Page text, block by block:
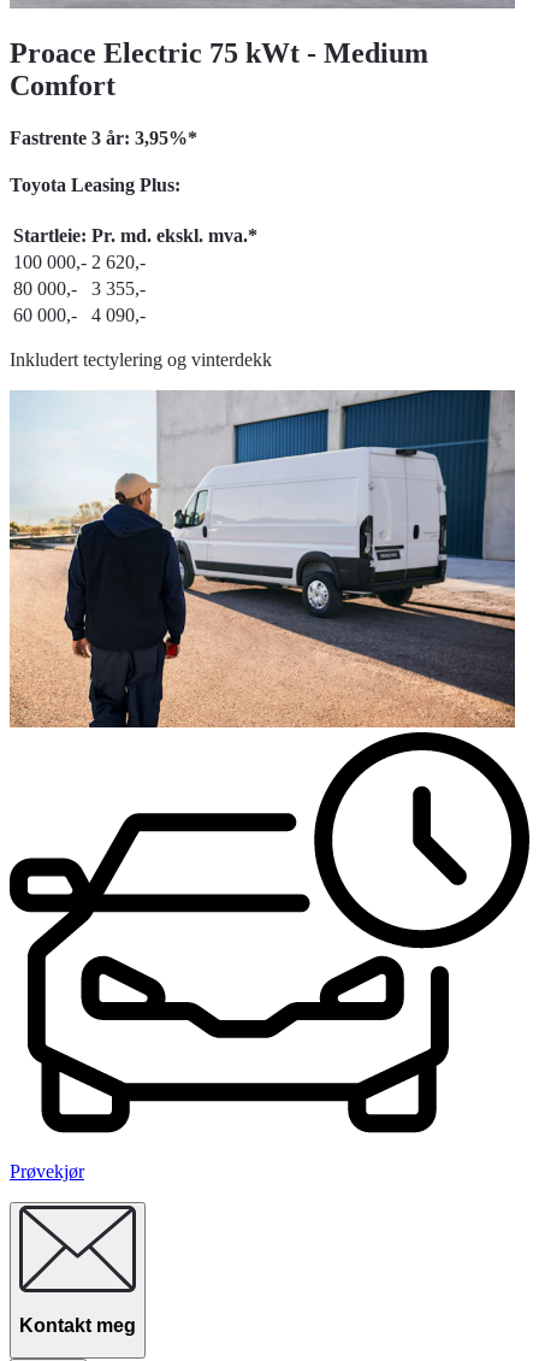
Proace Electric 75 kWt - Medium
Comfort
Fastrente 3 år: 3,95%*
Toyota Leasing Plus:
Startleie: Pr. md. ekskl. mva.*
100 000,- 2 620,-
80 000,-
3 355,-
60 000,-
4 090,-
Inkludert tectylering og vinterdekk
Prøvekjør
Kontakt meg